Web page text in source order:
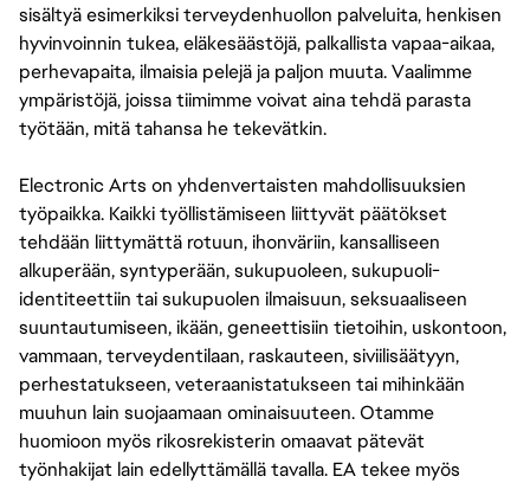
sisältyä esimerkiksi terveydenhuollon palveluita, henkisen
hyvinvoinnin tukea, eläkesäästöjä, palkallista vapaa-aikaa,
perhevapaita, ilmaisia pelejä ja paljon muuta. Vaalimme
ympäristöjä, joissa tiimimme voivat aina tehdä parasta
työtään, mitä tahansa he tekevätkin.
Electronic Arts on yhdenvertaisten mahdollisuuksien
työpaikka. Kaikki työllistämiseen liittyvät päätökset
tehdään liittymättä rotuun, ihonväriin, kansalliseen
alkuperään, syntyperään, sukupuoleen, sukupuoli-
identiteettiin tai sukupuolen ilmaisuun, seksuaaliseen
suuntautumiseen, ikään, geneettisiin tietoihin, uskontoon,
vammaan, terveydentilaan, raskauteen, siviilisäätyyn,
perhestatukseen, veteraanistatukseen tai mihinkään
muuhun lain suojaamaan ominaisuuteen. Otamme
huomioon myös rikosrekisterin omaavat pätevät
työnhakijat lain edellyttämällä tavalla. EA tekee myös